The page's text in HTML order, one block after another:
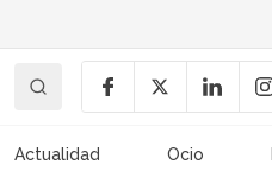
Actualidad Ocio